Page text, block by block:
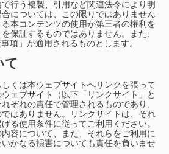
行う複製、引用など関連法令により明
については、この限りではありません
本コンテンツの使用が第三者の権利を
保証するものではありません。また、
項」が適用されるものとします。
て
くは本ウェブサイトへリンクを張って
ェブサイト（以下「リンクサイト」と
ぞれの責任で管理されるものであり、
はありません。リンクサイトは、それ
る使用条件に従ってご利用ください。
容について、また、それらをご利用に
かなる損害についても責任を負いませ